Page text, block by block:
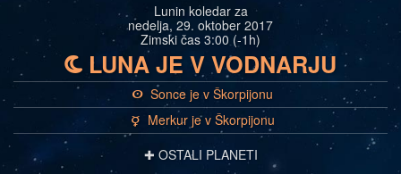
Lunin koledar za
nedelja, 29. oktober 2017
Zimski čas 3:00 (-1h)
b LUNA JE V VODNARJU
a Sonce je v Škorpijonu
c Merkur je v Škorpijonu
✚ OSTALI PLANETI